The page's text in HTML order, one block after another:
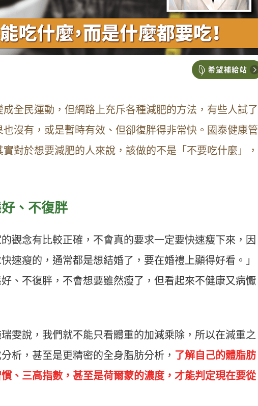
成全民運動，但網路上充斥各種減肥的方法，有些人試了
沒有，或是暫時有效、但卻復胖得非常快。國泰健康管
對於想要減肥的人來說，該做的不是「不要吃什麼」，
、不復胖
觀念有比較正確，不會真的要求一定要快速瘦下來，因
速瘦的，通常都是想結婚了，要在婚禮上顯得好看。」
、不復胖，不會想要雖然瘦了，但看起來不健康又病懨
雯說，我們就不能只看體重的加減乘除，所以在減重之
析，甚至是更精密的全身脂肪分析， 了解自己的體脂肪
、三高指數，甚至是荷爾蒙的濃度，才能判定現在要從